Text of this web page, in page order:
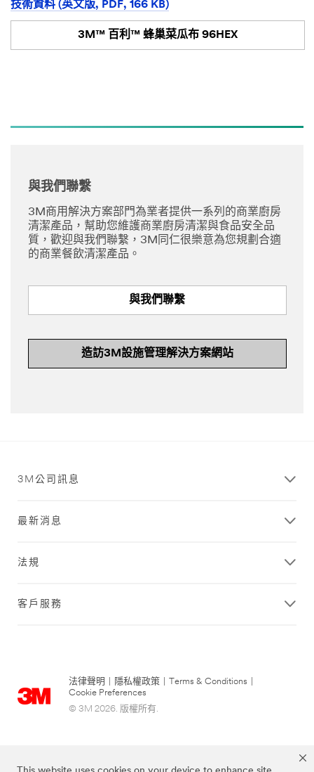
技術資料 (英文版, PDF, 166 KB)
3M™ 百利™ 蜂巢菜瓜布 96HEX
與我們聯繫
3M商用解決方案部門為業者提供一系列的商業廚房
清潔產品，幫助您維護商業廚房清潔與食品安全品
質，歡迎與我們聯繫，3M同仁很樂意為您規劃合適
的商業餐飲清潔產品。
與我們聯繫
造訪3M設施管理解決方案網站
3M公司訊息
最新消息
法規
客戶服務
法律聲明 隱私權政策 Terms & Conditions
Cookie Preferences
© 3M 2026. 版權所有.